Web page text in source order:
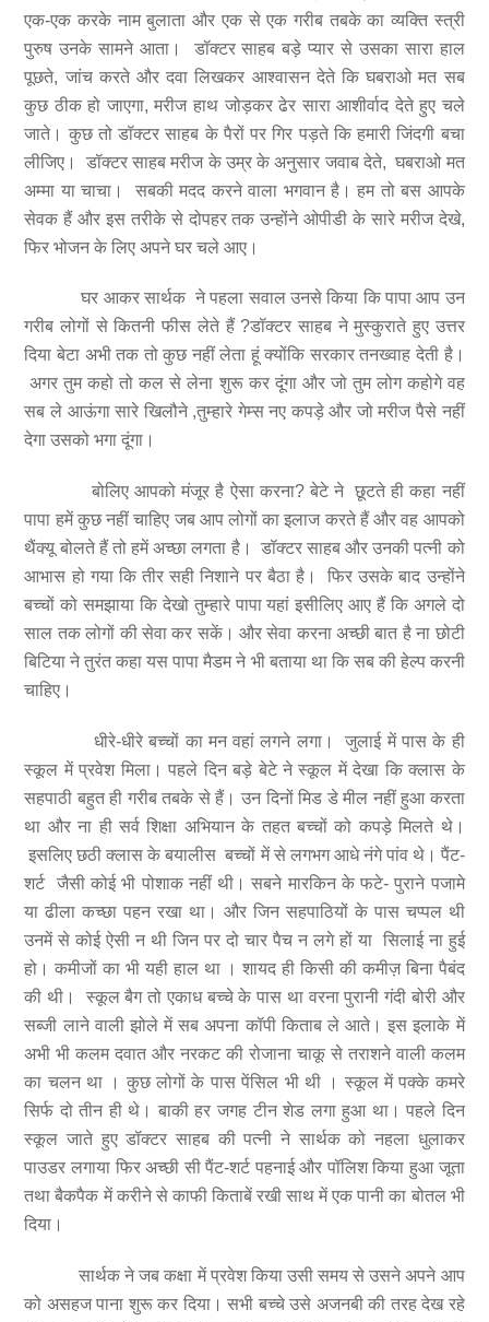
एक-एक करके नाम बुलाता और एक से एक गरीब तबके का व्यक्ति स्त्री
पुरुष उनके सामने आता। डॉक्टर साहब बड़े प्यार से उसका सारा हाल
पूछते, जांच करते और दवा लिखकर आश्वासन देते कि घबराओ मत सब
कुछ ठीक हो जाएगा, मरीज हाथ जोड़कर ढेर सारा आशीर्वाद देते हुए चले
जाते। कुछ तो डॉक्टर साहब के पैरों पर गिर पड़ते कि हमारी जिंदगी बचा
लीजिए। डॉक्टर साहब मरीज के उम्र के अनुसार जवाब देते, घबराओ मत
अम्मा या चाचा। सबकी मदद करने वाला भगवान है। हम तो बस आपके
सेवक हैं और इस तरीके से दोपहर तक उन्होंने ओपीडी के सारे मरीज देखे,
फिर भोजन के लिए अपने घर चले आए।
घर आकर सार्थक ने पहला सवाल उनसे किया कि पापा आप उन
गरीब लोगों से कितनी फीस लेते हैं ?डॉक्टर साहब ने मुस्कुराते हुए उत्तर
दिया बेटा अभी तक तो कुछ नहीं लेता हूं क्योंकि सरकार तनख्वाह देती है।
अगर तुम कहो तो कल से लेना शुरू कर दूंगा और जो तुम लोग कहोगे वह
सब ले आऊंगा सारे खिलौने ,तुम्हारे गेम्स नए कपड़े और जो मरीज पैसे नहीं
देगा उसको भगा दूंगा।
बोलिए आपको मंजूर है ऐसा करना? बेटे ने छूटते ही कहा नहीं
पापा हमें कुछ नहीं चाहिए जब आप लोगों का इलाज करते हैं और वह आपको
थैंक्यू बोलते हैं तो हमें अच्छा लगता है। डॉक्टर साहब और उनकी पत्नी को
आभास हो गया कि तीर सही निशाने पर बैठा है। फिर उसके बाद उन्होंने
बच्चों को समझाया कि देखो तुम्हारे पापा यहां इसीलिए आए हैं कि अगले दो
साल तक लोगों की सेवा कर सकें। और सेवा करना अच्छी बात है ना छोटी
बिटिया ने तुरंत कहा यस पापा मैडम ने भी बताया था कि सब की हेल्प करनी
चाहिए।
धीरे-धीरे बच्चों का मन वहां लगने लगा। जुलाई में पास के ही
स्कूल में प्रवेश मिला। पहले दिन बड़े बेटे ने स्कूल में देखा कि क्लास के
सहपाठी बहुत ही गरीब तबके से हैं। उन दिनों मिड डे मील नहीं हुआ करता
था और ना ही सर्व शिक्षा अभियान के तहत बच्चों को कपड़े मिलते थे।
इसलिए छठी क्लास के बयालीस बच्चों में से लगभग आधे नंगे पांव थे। पैंट-
शर्ट जैसी कोई भी पोशाक नहीं थी। सबने मारकिन के फटे- पुराने पजामे
या ढीला कच्छा पहन रखा था। और जिन सहपाठियों के पास चप्पल थी
उनमें से कोई ऐसी न थी जिन पर दो चार पैच न लगे हों या सिलाई ना हुई
हो। कमीजों का भी यही हाल था । शायद ही किसी की कमीज़ बिना पैबंद
की थी। स्कूल बैग तो एकाध बच्चे के पास था वरना पुरानी गंदी बोरी और
सब्जी लाने वाली झोले में सब अपना कॉपी किताब ले आते। इस इलाके में
अभी भी कलम दवात और नरकट की रोजाना चाकू से तराशने वाली कलम
का चलन था । कुछ लोगों के पास पेंसिल भी थी । स्कूल में पक्के कमरे
सिर्फ दो तीन ही थे। बाकी हर जगह टीन शेड लगा हुआ था। पहले दिन
स्कूल जाते हुए डॉक्टर साहब की पत्नी ने सार्थक को नहला धुलाकर
पाउडर लगाया फिर अच्छी सी पैंट-शर्ट पहनाई और पॉलिश किया हुआ जूता
तथा बैकपैक में करीने से काफी किताबें रखी साथ में एक पानी का बोतल भी
दिया।
सार्थक ने जब कक्षा में प्रवेश किया उसी समय से उसने अपने आप
को असहज पाना शुरू कर दिया। सभी बच्चे उसे अजनबी की तरह देख रहे